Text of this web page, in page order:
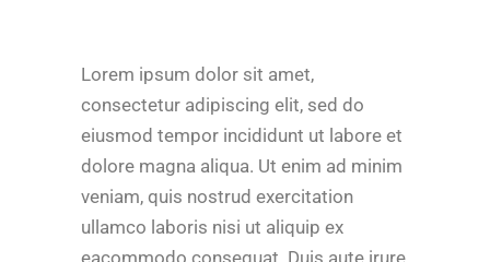
Lorem ipsum dolor sit amet,
consectetur adipiscing elit, sed do
eiusmod tempor incididunt ut labore et
dolore magna aliqua. Ut enim ad minim
veniam, quis nostrud exercitation
ullamco laboris nisi ut aliquip ex
eacommodo consequat. Duis aute irure